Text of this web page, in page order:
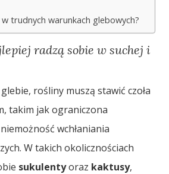
trudnych warunkach glebowych?
radzą sobie w suchej i
rośliny muszą stawić czoła
takim jak ograniczona
wchłaniania
W takich okolicznościach
sukulentyoraz kaktusy,